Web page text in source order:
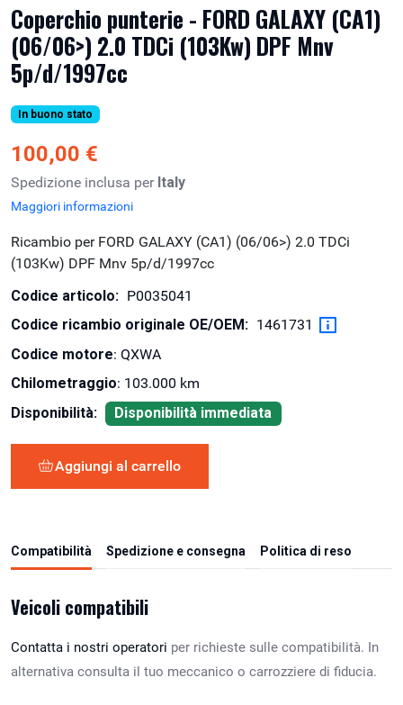
Coperchio punterie - FORD GALAXY (CA1)
(06/06>) 2.0 TDCi (103Kw) DPF Mnv
5p/d/1997cc
In buono stato
100,00 €
Spedizione inclusa per Italy
Maggiori informazioni
Ricambio per FORD GALAXY (CA1) (06/06>) 2.0 TDCi
(103Kw) DPF Mnv 5p/d/1997cc
Codice articolo: P0035041
Codice ricambio originale OE/OEM: 1461731
Codice motore: QXWA
Chilometraggio: 103.000 km
Disponibilità:
Disponibilità immediata
Aggiungi al carrello
Compatibilità Spedizione e consegna Politica di reso
Veicoli compatibili
Contatta i nostri operatori per richieste sulle compatibilità. In
alternativa consulta il tuo meccanico o carrozziere di fiducia.